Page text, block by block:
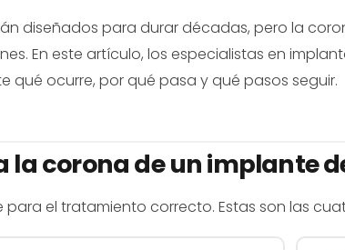
diseñados para durar décadas, pero la
En este artículo, los especialistas en
qué ocurre, por qué pasa y qué pasos seguir.
la corona de un implante
para el tratamiento correcto. Estas son las